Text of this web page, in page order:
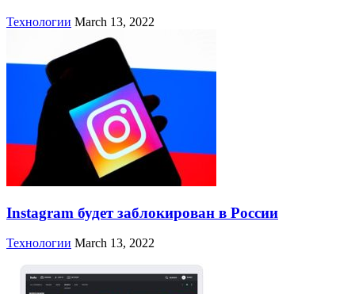
Технологии March 13, 2022
Instagram будет заблокирован в России
Технологии March 13, 2022